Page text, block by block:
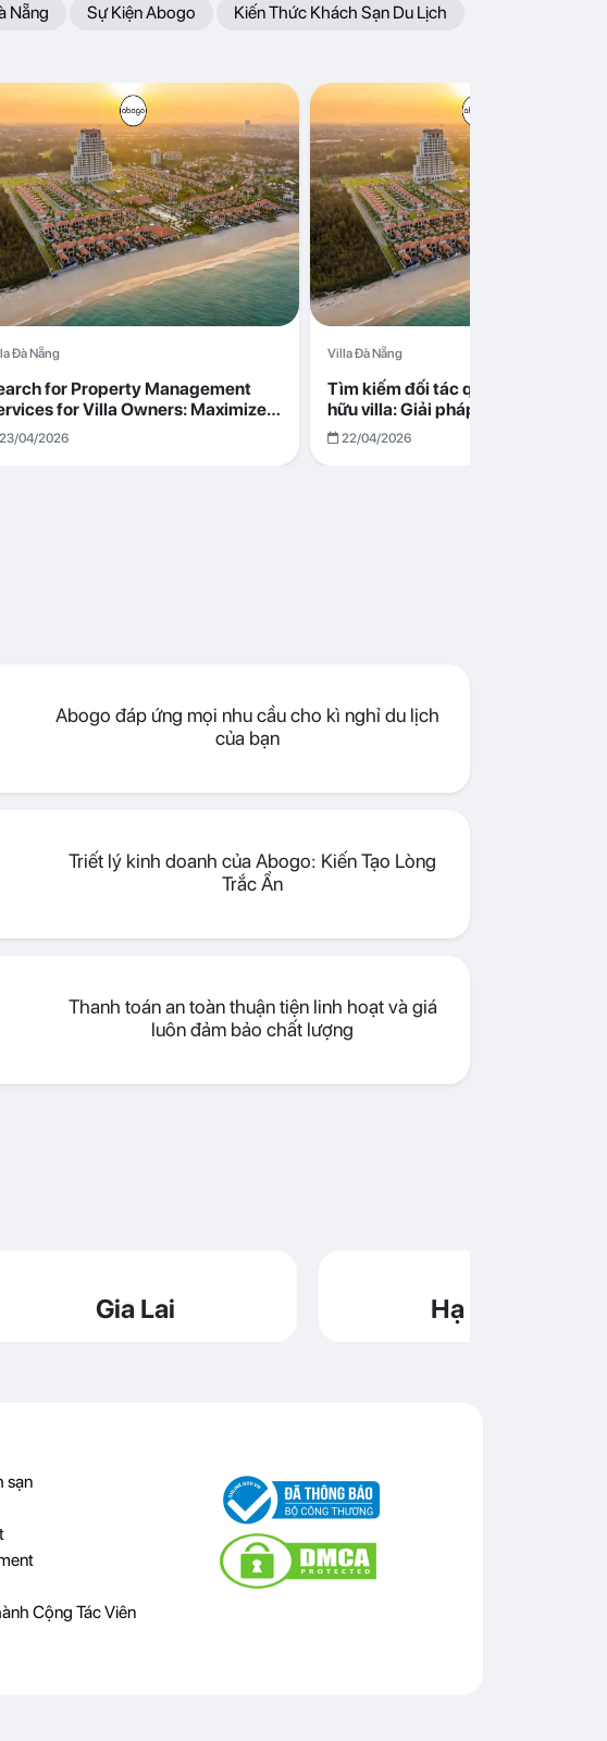
Nẵng Sự Kiện Abogo
Kiến Thức Khách Sạn Du Lịch
Đà Nẵng
for Property Management
for Villa Owners: Maximize
with Abogo in Da Nang
23/04/2026
Villa Đà Nẵng
Tìm kiếm đối tác quản lý cho chủ sở
hữu villa: Giải pháp tối ưu lợi nhuận
cùng Abogo tại Đà Nẵng
22/04/2026
Abogo đáp ứng mọi nhu cầu cho kì nghỉ du lịch
của bạn
Triết lý kinh doanh của Abogo: Kiến Tạo Lòng
Trắc Ẩn
Thanh toán an toàn thuận tiện linh hoạt và giá
luôn đảm bảo chất lượng
Gia Lai Hạ Long
sạn
Cộng Tác Viên